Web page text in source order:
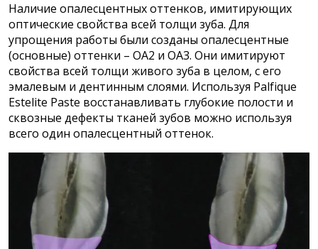
Наличие опалесцентных оттенков, имитирующих
оптические свойства всей толщи зуба. Для
упрощения работы были созданы опалесцентные
(основные) оттенки – OA2 и OA3. Они имитируют
свойства всей толщи живого зуба в целом, с его
эмалевым и дентинным слоями. Используя Palfique
Estelite Paste восстанавливать глубокие полости и
сквозные дефекты тканей зубов можно используя
всего один опалесцентный оттенок.